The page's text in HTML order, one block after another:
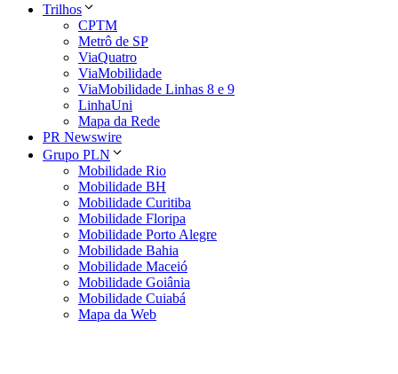
Trilhos
CPTM
Metrô de SP
ViaQuatro
ViaMobilidade
ViaMobilidade Linhas 8 e 9
LinhaUni
Mapa da Rede
PR Newswire
Grupo PLN
Mobilidade Rio
Mobilidade BH
Mobilidade Curitiba
Mobilidade Floripa
Mobilidade Porto Alegre
Mobilidade Bahia
Mobilidade Maceió
Mobilidade Goiânia
Mobilidade Cuiabá
Mapa da Web